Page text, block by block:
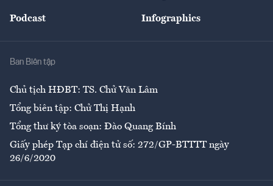
Giải trí
Podcast Infographics
Ban Biên tập
Chủ tịch HĐBT: TS. Chử Văn Lâm
Tổng biên tập: Chử Thị Hạnh
Tổng thư ký tòa soạn: Đào Quang Bính
Giấy phép Tạp chí điện tử số: 272/GP-BTTTT ngày
26/6/2020